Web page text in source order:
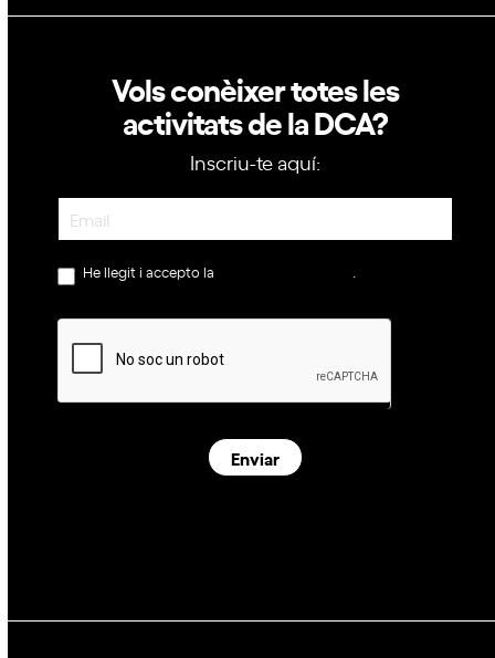
Vols conèixer totes les
activitats de la DCA?
Inscriu-te aquí:
Newsletter
He llegit i accepto la política de privacitat.
Enviar